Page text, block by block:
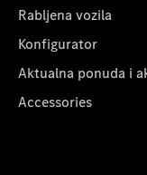
Rabljena vozila
Konfigurator
Aktualna ponuda i
Accessories